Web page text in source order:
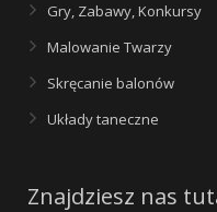
Gry, Zabawy, Konkursy
Malowanie Twarzy
Skręcanie balonów
Układy taneczne
Znajdziesz nas